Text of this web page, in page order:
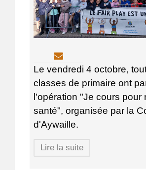
Le vendredi 4 octobre,
classes de primaire ont
l'opération "Je cours pour
santé", organisée par la
d'Aywaille.
Lire la suite